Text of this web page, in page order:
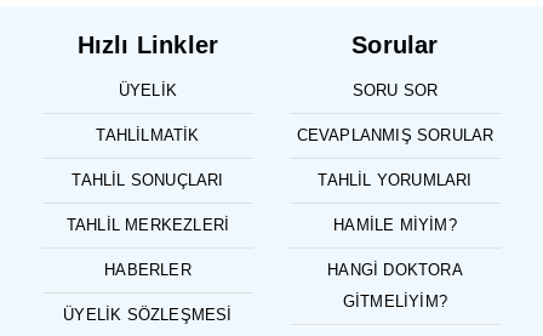
Hızlı Linkler
ÜYELIK
TAHLILMATIK
TAHLIL SONUÇLARI
TAHLIL MERKEZLERI
HABERLER
ÜYELIK SÖZLEŞMESI
Sorular
SORU SOR
CEVAPLANMIŞ SORULAR
TAHLIL YORUMLARI
HAMILE MIYIM?
HANGI DOKTORA
GITMELIYIM?